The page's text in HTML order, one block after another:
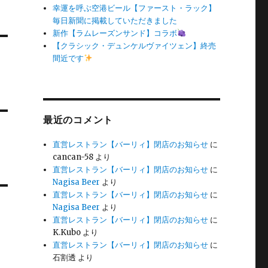
幸運を呼ぶ空港ビール【ファースト・ラック】
毎日新聞に掲載していただきました
新作【ラムレーズンサンド】コラボ
【クラシック・デュンケルヴァイツェン】終売
間近です
最近のコメント
直営レストラン【バーリィ】閉店のお知らせ に
cancan-58 より
直営レストラン【バーリィ】閉店のお知らせ に
Nagisa Beer より
直営レストラン【バーリィ】閉店のお知らせ に
Nagisa Beer より
直営レストラン【バーリィ】閉店のお知らせ に
K.Kubo より
直営レストラン【バーリィ】閉店のお知らせ に
石割透 より